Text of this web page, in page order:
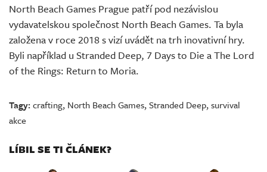
North Beach Games Prague patří pod nezávislou
vydavatelskou společnost North Beach Games. Ta byla
založena v roce 2018 s vizí uvádět na trh inovativní hry.
Byli například u Stranded Deep, 7 Days to Die a The Lord
of the Rings: Return to Moria.
Tagy:crafting, North Beach Games,Stranded Deep,survival
akce
LÍBIL SE TI ČLÁNEK?